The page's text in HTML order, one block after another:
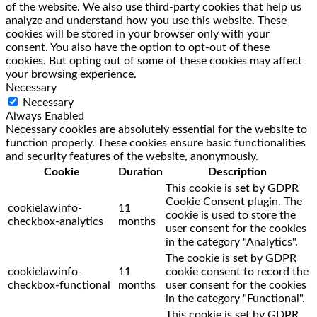
of the website. We also use third-party cookies that help us
analyze and understand how you use this website. These
cookies will be stored in your browser only with your
consent. You also have the option to opt-out of these
cookies. But opting out of some of these cookies may affect
your browsing experience.
Necessary
Necessary
Always Enabled
Necessary cookies are absolutely essential for the website to
function properly. These cookies ensure basic functionalities
and security features of the website, anonymously.
Cookie
Duration Description
cookielawinfo-
checkbox-analytics
11
months
This cookie is set by GDPR
Cookie Consent plugin. The
cookie is used to store the
user consent for the cookies
in the category "Analytics".
cookielawinfo-
checkbox-functional
11
months
The cookie is set by GDPR
cookie consent to record the
user consent for the cookies
in the category "Functional".